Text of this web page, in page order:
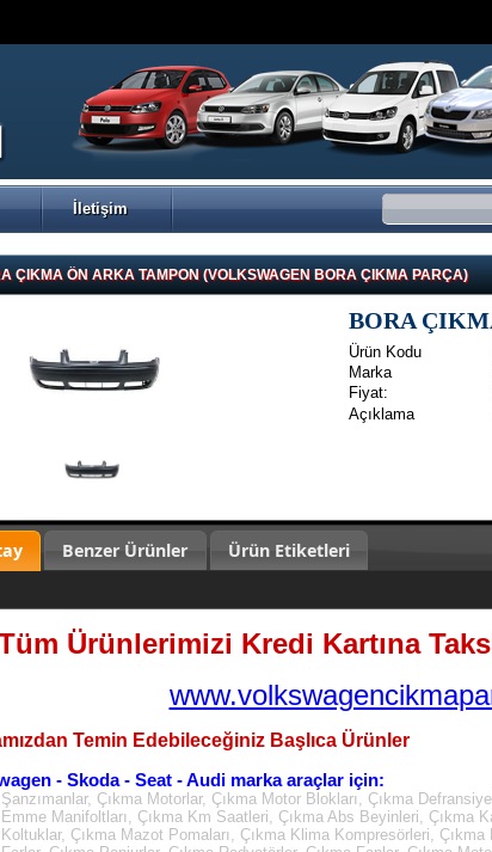
İletişim
ÇIKMA ÖN ARKA TAMPON (VOLKSWAGEN BORA ÇIKMA PARÇA)
BORA
Ürün Kodu
Marka
Fiyat:
Açıklama
Benzer Ürünler Ürün Etiketleri
Ürünlerimizi Kredi Kartına
Temin Edebileceğiniz Başlıca Ürünler
- Skoda - Seat - Audi marka araçlar için:
Çıkma Motorlar, Çıkma Motor Blokları, Çıkma
Emme Manifoltları, Çıkma Km Saatleri, Çıkma Abs Beyinleri, Çıkma
Koltuklar, Çıkma Mazot Pomaları, Çıkma Klima Kompresörleri,